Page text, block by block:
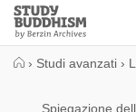
Close
Study
Buddhism
› Studi avanzati ›
Spiegazione